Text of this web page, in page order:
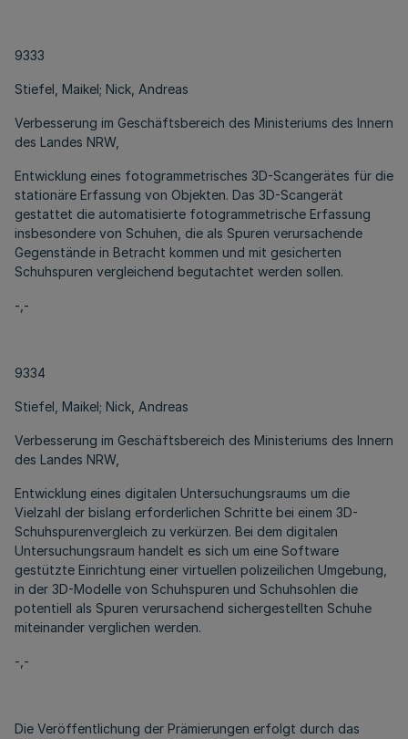
9333
Stiefel, Maikel; Nick, Andreas
Verbesserung im Geschäftsbereich des Ministeriums des Innern
des Landes NRW,
Entwicklung eines fotogrammetrisches 3D-Scangerätes für die
stationäre Erfassung von Objekten. Das 3D-Scangerät
gestattet die automatisierte fotogrammetrische Erfassung
insbesondere von Schuhen, die als Spuren verursachende
Gegenstände in Betracht kommen und mit gesicherten
Schuhspuren vergleichend begutachtet werden sollen.
-,-
9334
Stiefel, Maikel; Nick, Andreas
Verbesserung im Geschäftsbereich des Ministeriums des Innern
des Landes NRW,
Entwicklung eines digitalen Untersuchungsraums um die
Vielzahl der bislang erforderlichen Schritte bei einem 3D-
Schuhspurenvergleich zu verkürzen. Bei dem digitalen
Untersuchungsraum handelt es sich um eine Software
gestützte Einrichtung einer virtuellen polizeilichen Umgebung,
in der 3D-Modelle von Schuhspuren und Schuhsohlen die
potentiell als Spuren verursachend sichergestellten Schuhe
miteinander verglichen werden.
-,-
Die Veröffentlichung der Prämierungen erfolgt durch das